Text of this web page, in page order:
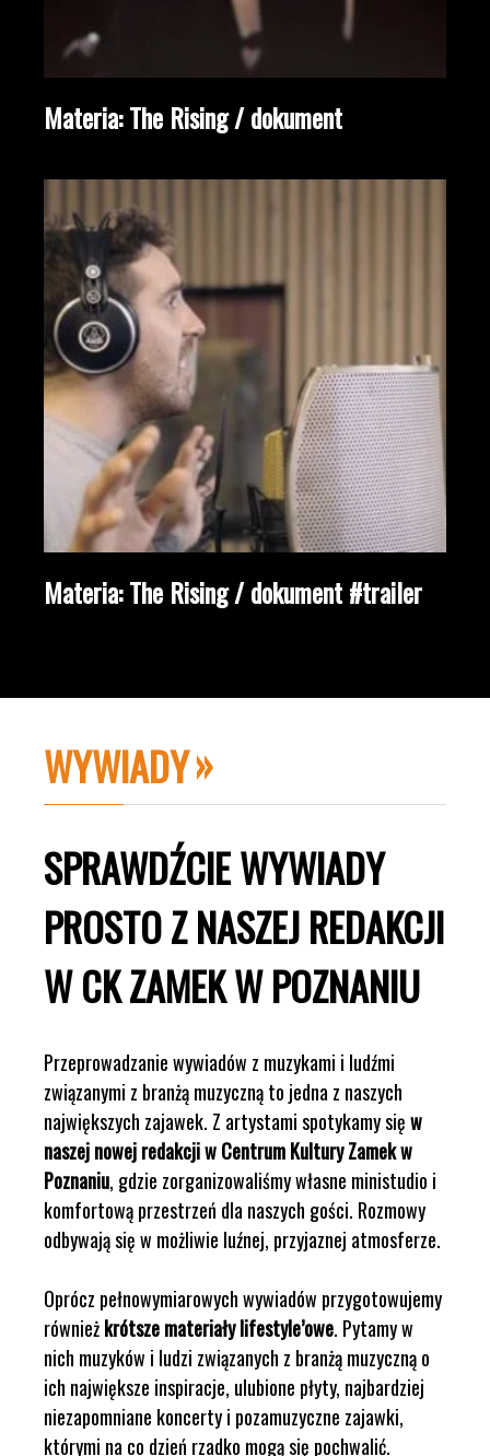
Materia: The Rising / dokument
Materia: The Rising / dokument #trailer
WYWIADY
SPRAWDŹCIE WYWIADY
PROSTO Z NASZEJ REDAKCJI
W CK ZAMEK W POZNANIU
Przeprowadzanie wywiadów z muzykami i ludźmi
związanymi z branżą muzyczną to jedna z naszych
największych zajawek. Z artystami spotykamy sięw
naszej nowej redakcji w Centrum Kultury Zamek w
Poznaniu, gdzie zorganizowaliśmy własne ministudio i
komfortową przestrzeń dla naszych gości. Rozmowy
odbywają się w możliwie luźnej, przyjaznej atmosferze.
Oprócz pełnowymiarowych wywiadów przygotowujemy
równieżkrótsze materiały lifestyle’owe. Pytamy w
nich muzyków i ludzi związanych z branżą muzyczną o
ich największe inspiracje, ulubione płyty, najbardziej
niezapomniane koncerty i pozamuzyczne zajawki,
którymi na co dzień rzadko mogą się pochwalić.